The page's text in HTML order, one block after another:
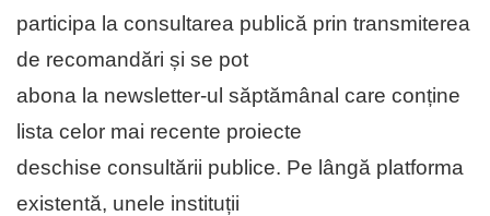
participa la consultarea publică prin transmiterea
de recomandări și se pot
abona la newsletter-ul săptămânal care conține
lista celor mai recente proiecte
deschise consultării publice. Pe lângă platforma
existentă, unele instituții